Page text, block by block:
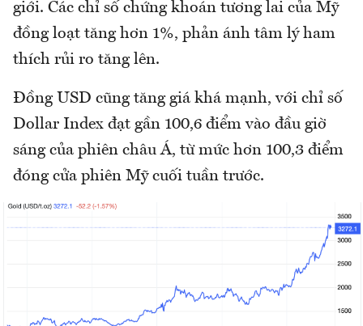
giới. Các chỉ số chứng khoán tương lai của Mỹ
đồng loạt tăng hơn 1%, phản ánh tâm lý ham
thích rủi ro tăng lên.
Đồng USD cũng tăng giá khá mạnh, với chỉ số
Dollar Index đạt gần 100,6 điểm vào đầu giờ
sáng của phiên châu Á, từ mức hơn 100,3 điểm
đóng cửa phiên Mỹ cuối tuần trước.